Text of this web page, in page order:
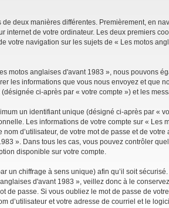
de deux manières différentes. Premièrement, en
internet de votre ordinateur. Les deux premiers
votre navigation sur les sujets de « Les motos
motos anglaises d'avant 1983 », nous pouvons
les informations que vous nous envoyez et que
ci-après par « votre compte ») et les
un identifiant unique (désigné ci-après par «
Les informations de votre compte sur «
nom d’utilisateur, de votre mot de passe et de
». Dans tous les cas, vous pouvez contrôler
disponible sur votre compte.
un chiffrage à sens unique) afin qu’il soit
d'avant 1983 », veillez donc à le
de passe. Si vous oubliez le mot de passe de
d’utilisateur et votre adresse de courriel et le